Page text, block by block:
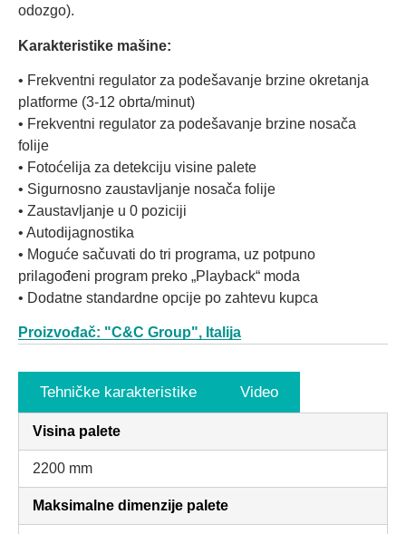
odozgo).
Karakteristike mašine:
• Frekventni regulator za podešavanje brzine okretanja
platforme (3-12 obrta/minut)
• Frekventni regulator za podešavanje brzine nosača
folije
• Fotoćelija za detekciju visine palete
• Sigurnosno zaustavljanje nosača folije
• Zaustavljanje u 0 poziciji
• Autodijagnostika
• Moguće sačuvati do tri programa, uz potpuno
prilagođeni program preko „Playback“ moda
• Dodatne standardne opcije po zahtevu kupca
Proizvođač: "C&C Group", Italija
Tehničke karakteristike Video
Visina palete
2200 mm
Maksimalne dimenzije palete